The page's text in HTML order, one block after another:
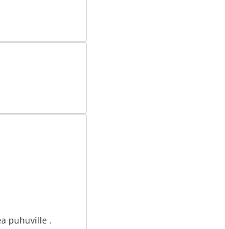
puhuville .